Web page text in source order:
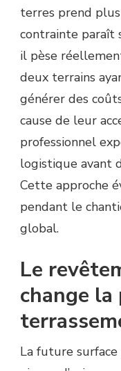
terres prend
contrainte paraît
il pèse
deux terrains
générer des
cause de leur
professionnel
logistique avant
Cette approche
pendant le
global.
Le
change la
La future